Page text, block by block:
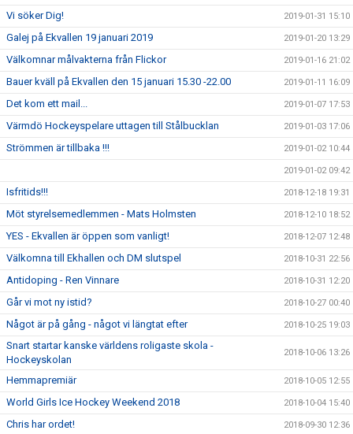
Vi söker Dig! 2019-01-31 15:10
Galej på Ekvallen 19 januari 2019 2019-01-20 13:29
Välkomnar målvakterna från Flickor 2019-01-16 21:02
Bauer kväll på Ekvallen den 15 januari 15.30 -22.00 2019-01-11 16:09
Det kom ett mail... 2019-01-07 17:53
Värmdö Hockeyspelare uttagen till Stålbucklan 2019-01-03 17:06
Strömmen är tillbaka !!! 2019-01-02 10:44
2019-01-02 09:42
Isfritids!!! 2018-12-18 19:31
Möt styrelsemedlemmen - Mats Holmsten 2018-12-10 18:52
YES - Ekvallen är öppen som vanligt! 2018-12-07 12:48
Välkomna till Ekhallen och DM slutspel 2018-10-31 22:56
Antidoping - Ren Vinnare 2018-10-31 12:20
Går vi mot ny istid? 2018-10-27 00:40
Något är på gång - något vi längtat efter 2018-10-25 19:03
Snart startar kanske världens roligaste skola -
Hockeyskolan
2018-10-06 13:26
Hemmapremiär 2018-10-05 12:55
World Girls Ice Hockey Weekend 2018 2018-10-04 15:40
Chris har ordet! 2018-09-30 12:36